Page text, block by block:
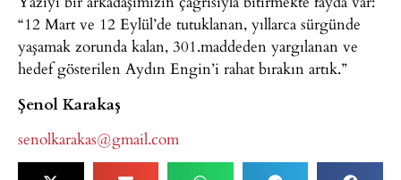
“12 Mart ve 12 Eylül’de tutuklanan, yıllarca sürgünde
yaşamak zorunda kalan, 301.maddeden yargılanan ve
hedef gösterilen Aydın Engin’i rahat bırakın artık.”
Şenol Karakaş
senolkarakas@gmail.com